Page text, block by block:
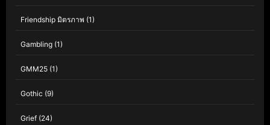
Friendship มิตรภาพ (1)
Gambling (1)
GMM25 (1)
Gothic (9)
Grief (24)